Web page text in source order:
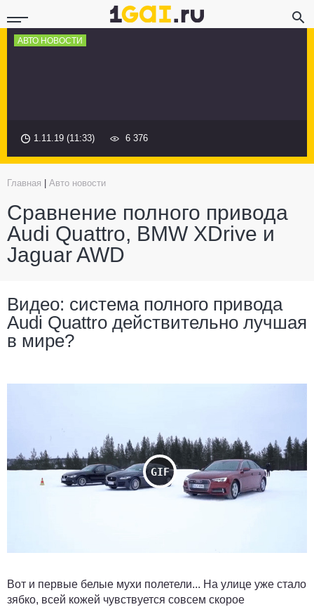
АВТО НОВОСТИ
1.11.19 (11:33) 6 376
Главная Авто новости
Сравнение полного привода
Audi Quattro, BMW XDrive и
Jaguar AWD
Видео: система полного привода
Audi Quattro действительно лучшая
в мире?
Вот и первые белые мухи полетели... На улице уже стало
зябко, всей кожей чувствуется совсем скорое